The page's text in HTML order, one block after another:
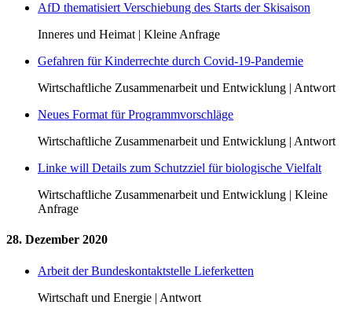
AfD thematisiert Verschiebung des Starts der Skisaison
Inneres und Heimat | Kleine Anfrage
Gefahren für Kinderrechte durch Covid-19-Pandemie
Wirtschaftliche Zusammenarbeit und Entwicklung | Antwort
Neues Format für Programmvorschläge
Wirtschaftliche Zusammenarbeit und Entwicklung | Antwort
Linke will Details zum Schutzziel für biologische Vielfalt
Wirtschaftliche Zusammenarbeit und Entwicklung | Kleine
Anfrage
28. Dezember 2020
Arbeit der Bundeskontaktstelle Lieferketten
Wirtschaft und Energie | Antwort